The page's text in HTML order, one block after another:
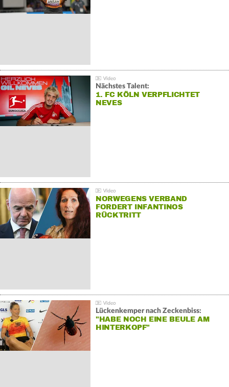
Nächstes Talent:
1. FC KÖLN VERPFLICHTET
NEVES
NORWEGENS VERBAND
FORDERT INFANTINOS
RÜCKTRITT
Lückenkemper nach Zeckenbiss:
"HABE NOCH EINE BEULE AM
HINTERKOPF"